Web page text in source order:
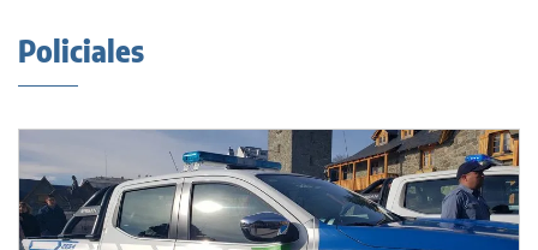
Policiales